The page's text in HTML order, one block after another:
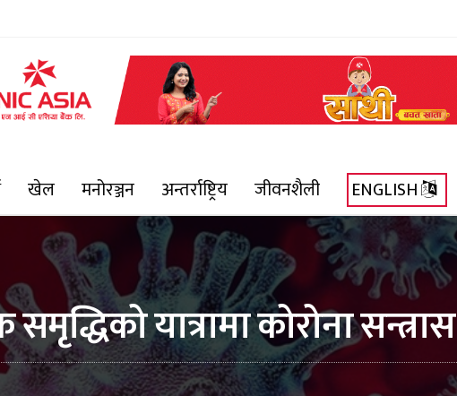
खेल मनोरञ्जन अन्तर्राष्ट्रिय जीवनशैली ENGLISH
यात्रामा कोरोना सन्त्रास